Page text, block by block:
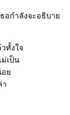
ธอกำลังจะอธิบาย
ทั้งใจ
ม่เป็น
ย
า